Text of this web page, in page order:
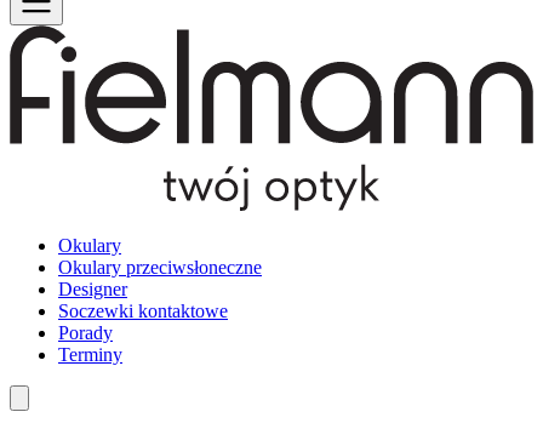
Okulary
Okulary przeciwsłoneczne
Designer
Soczewki kontaktowe
Porady
Terminy